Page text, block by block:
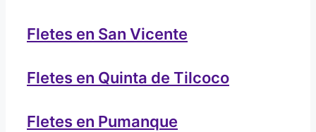
Fletes en San Vicente
Fletes en Quinta de Tilcoco
Fletes en Pumanque